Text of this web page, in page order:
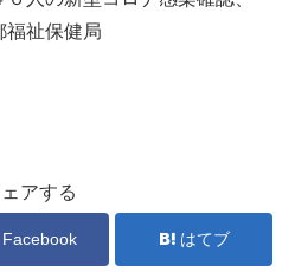
福祉保健局
アする
Facebook はてブ